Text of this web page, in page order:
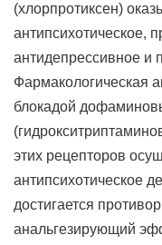
(хлорпротиксен)
антипсихотическое,
антидепрессивное и
Фармакологическая
блокадой
этих рецепторов
антипсихотическое
достигается
анальгезирующий